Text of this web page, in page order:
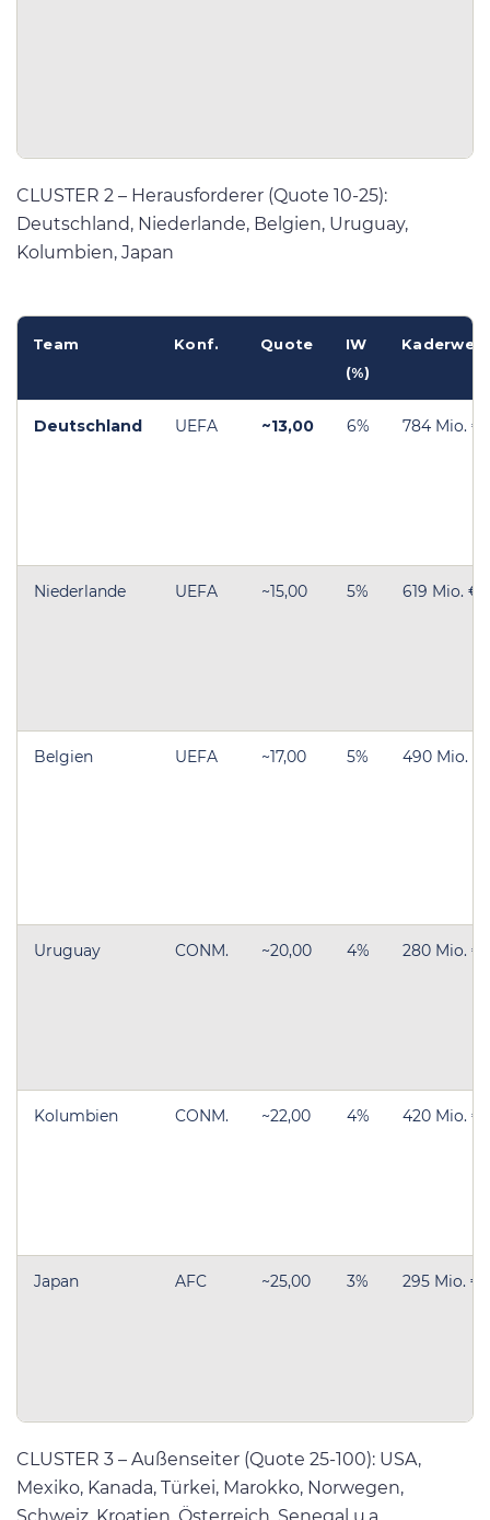
CLUSTER 2 – Herausforderer (Quote 10-25):
Deutschland, Niederlande, Belgien, Uruguay,
Kolumbien, Japan
Team Konf. Quote
IW
(%)
Kaderwert
Deutschland UEFA ~13,00 6% 784 Mio. €
Niederlande UEFA ~15,00 5% 619 Mio. €
Belgien UEFA ~17,00 5% 490 Mio. €
Uruguay CONM. ~20,00 4% 280 Mio. €
Kolumbien CONM. ~22,00 4% 420 Mio. €
Japan AFC ~25,00 3% 295 Mio. €
CLUSTER 3 – Außenseiter (Quote 25-100): USA,
Mexiko, Kanada, Türkei, Marokko, Norwegen,